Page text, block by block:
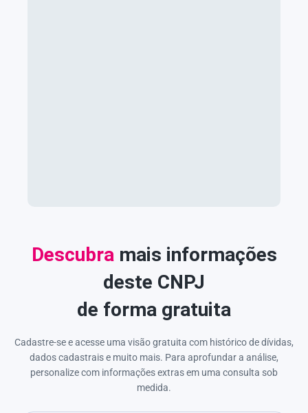
Descubra mais informações
deste CNPJ
de forma gratuita
Cadastre-se e acesse uma visão gratuita com histórico de dívidas,
dados cadastrais e muito mais. Para aprofundar a análise,
personalize com informações extras em uma consulta sob
medida.